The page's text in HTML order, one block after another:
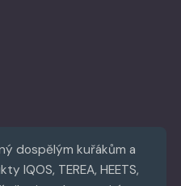
dospělým kuřákům a
IQOS, TEREA, HEETS,